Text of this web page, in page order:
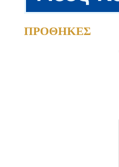
ΠΡΟΘΗΚΕΣ